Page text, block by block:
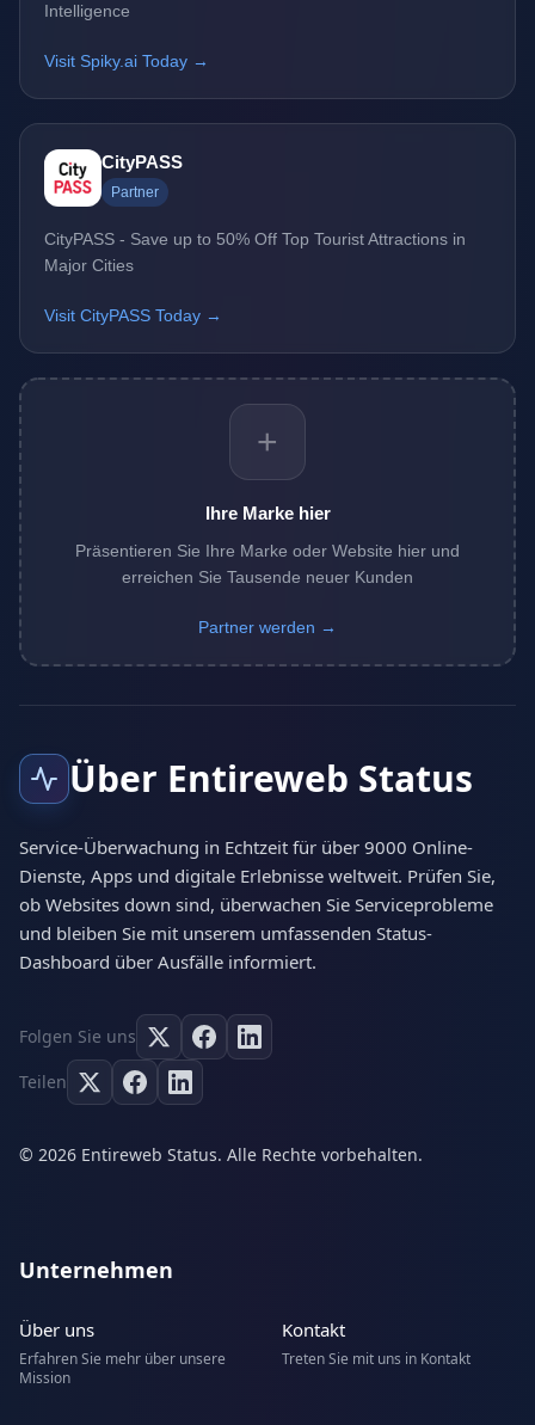
Intelligence
Visit Spiky.ai Today →
CityPASS
Partner
CityPASS - Save up to 50% Off Top Tourist Attractions in
Major Cities
Visit CityPASS Today →
+
Ihre Marke hier
Präsentieren Sie Ihre Marke oder Website hier und
erreichen Sie Tausende neuer Kunden
Partner werden →
Über Entireweb Status
Service-Überwachung in Echtzeit für über 9000 Online-
Dienste, Apps und digitale Erlebnisse weltweit. Prüfen Sie,
ob Websites down sind, überwachen Sie Serviceprobleme
und bleiben Sie mit unserem umfassenden Status-
Dashboard über Ausfälle informiert.
Folgen Sie uns
Teilen
© 2026 Entireweb Status. Alle Rechte vorbehalten.
Unternehmen
Über uns
Erfahren Sie mehr über unsere
Mission
Kontakt
Treten Sie mit uns in Kontakt